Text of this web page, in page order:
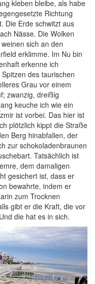
kleben bleibe, als habe
Richtung
Die Erde schwitzt aus
Nässe. Die Wolken
sich an den
erklimme. Im Nu bin
erkenne ich
des taurischen
Grau vor einem
zwanzig, dreißig
keuche ich wie ein
ist vorbei. Das hier ist
plötzlich kippt die Straße
Berg hinabfallen, der
zur schokoladenbraunen
Tatsächlich ist
dem damaligen
gesichert ist, dass er
bewahrte, indem er
zum Trocknen
gibt er die Kraft, die vor
die hat es in sich.